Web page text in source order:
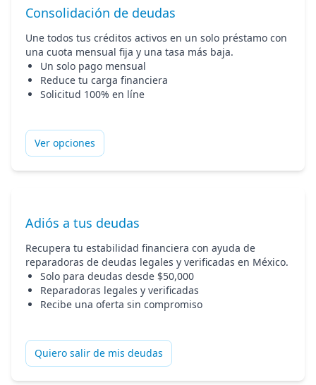
Consolidación de deudas
Une todos tus créditos activos en un solo préstamo con
una cuota mensual fija y una tasa más baja.
Un solo pago mensual
Reduce tu carga financiera
Solicitud 100% en líne
Ver opciones
Adiós a tus deudas
Recupera tu estabilidad financiera con ayuda de
reparadoras de deudas legales y verificadas en México.
Solo para deudas desde $50,000
Reparadoras legales y verificadas
Recibe una oferta sin compromiso
Quiero salir de mis deudas